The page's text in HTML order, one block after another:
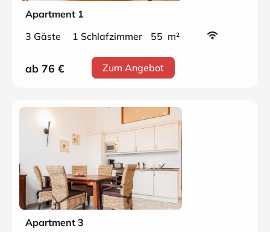
Apartment 1
3 Gäste
1 Schlafzimmer 55 m²
ab 76 € Zum Angebot
Apartment 3